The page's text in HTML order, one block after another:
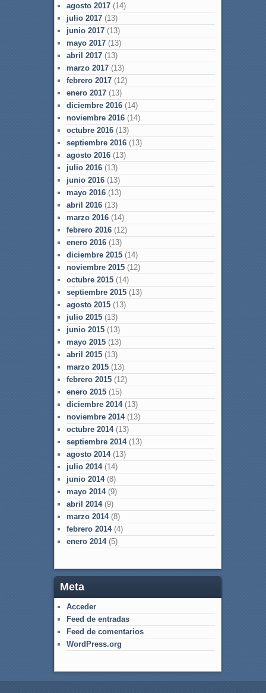
agosto 2017(14)
julio 2017(13)
junio 2017(13)
mayo 2017(13)
abril 2017(13)
marzo 2017(13)
febrero 2017(12)
enero 2017(13)
diciembre 2016(14)
noviembre 2016(14)
octubre 2016(13)
septiembre 2016(13)
agosto 2016(13)
julio 2016(13)
junio 2016(13)
mayo 2016(13)
abril 2016(13)
marzo 2016(14)
febrero 2016(12)
enero 2016(13)
diciembre 2015(14)
noviembre 2015(12)
octubre 2015(14)
septiembre 2015(13)
agosto 2015(13)
julio 2015(13)
junio 2015(13)
mayo 2015(13)
abril 2015(13)
marzo 2015(13)
febrero 2015(12)
enero 2015(15)
diciembre 2014(13)
noviembre 2014(13)
octubre 2014(13)
septiembre 2014(13)
agosto 2014(13)
julio 2014(14)
junio 2014(8)
mayo 2014(9)
abril 2014(9)
marzo 2014(8)
febrero 2014(4)
enero 2014(5)
Meta
Acceder
Feed de entradas
Feed de comentarios
WordPress.org